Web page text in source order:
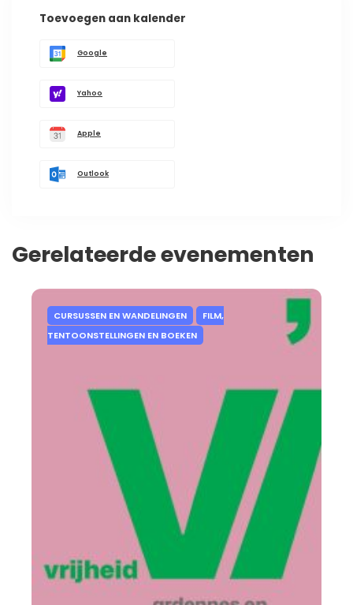
Toevoegen aan kalender
Google
Yahoo
Apple
Outlook
Gerelateerde evenementen
CURSUSSEN EN WANDELINGEN
FILM,
TENTOONSTELLINGEN EN BOEKEN